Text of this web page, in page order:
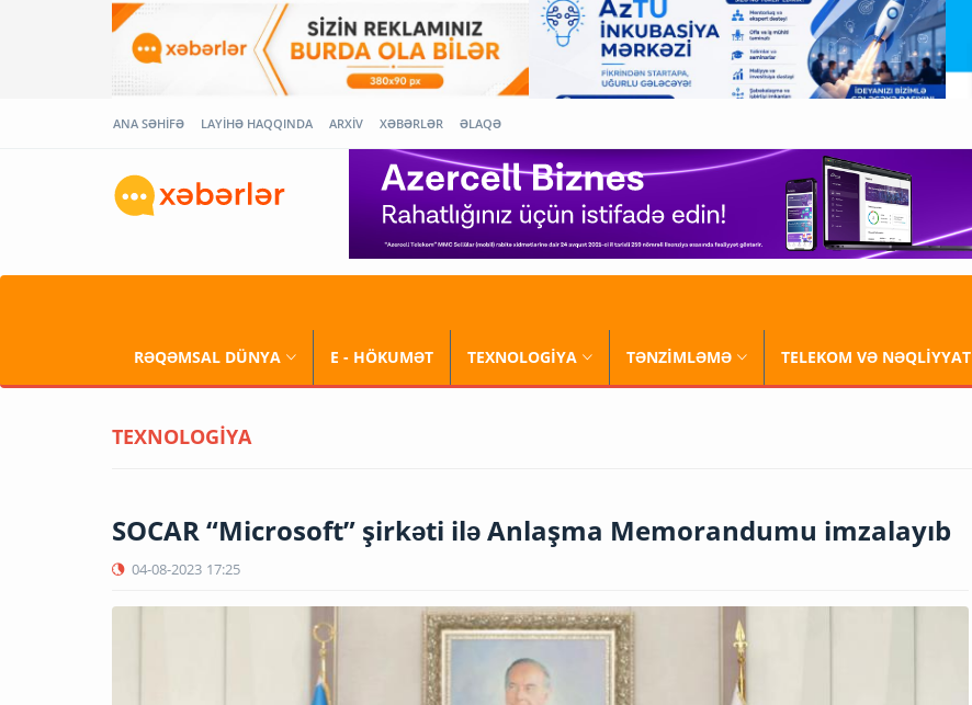
ANA SƏHİFƏ LAYİHƏ HAQQINDA ARXİV XƏBƏRLƏR ƏLAQƏ
RƏQƏMSAL DÜNYA E - HÖKUMƏT TEXNOLOGİYA TƏNZİMLƏMƏ TELEKOM VƏ NƏQLİYYAT
TEXNOLOGİYA
SOCAR “Microsoft” şirkəti ilə Anlaşma Memorandumu imzalayıb
04-08-2023 17:25